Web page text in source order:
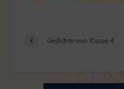
Gedichte von Klasse 4